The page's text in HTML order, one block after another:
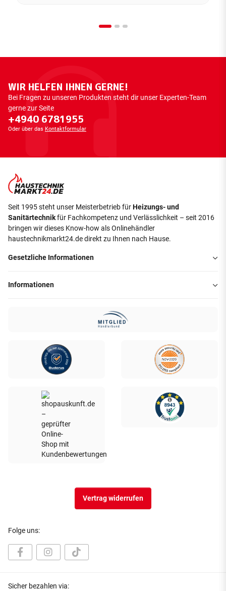
WIR HELFEN IHNEN GERNE!
Bei Fragen zu unseren Produkten steht dir unser Experten-Team
gerne zur Seite
+4940 6781955
Oder über das Kontaktformular
Seit 1995 steht unser Meisterbetrieb fürHeizungs- und
Sanitärtechnikfür Fachkompetenz und Verlässlichkeit – seit 2016
bringen wir dieses Know-how als Onlinehändler
haustechnikmarkt24.de direkt zu Ihnen nach Hause.
Gesetzliche Informationen
Informationen
Vertrag widerrufen
Folge uns:
Sicher bezahlen via: